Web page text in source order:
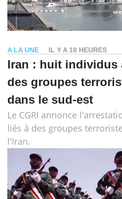
A LA UNE IL Y A 18 HEURES
Iran : huit individus
des groupes
dans le sud-est
Le CGRI annonce
liés à des groupes
l'Iran.